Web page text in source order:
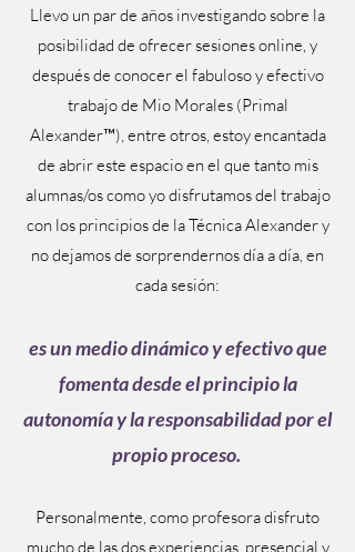
Llevo un par de años investigando sobre la
posibilidad de ofrecer sesiones online, y
después de conocer el fabuloso y efectivo
trabajo de Mio Morales (Primal
Alexander™), entre otros, estoy encantada
de abrir este espacio en el que tanto mis
alumnas/os como yo disfrutamos del trabajo
con los principios de la Técnica Alexander y
no dejamos de sorprendernos día a día, en
cada sesión:
es un medio dinámico y efectivo que
fomenta desde el principio la
autonomía y la responsabilidad por el
propio proceso.
Personalmente, como profesora disfruto
mucho de las dos experiencias, presencial y